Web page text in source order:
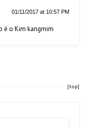
01/11/2017 at 10:57 PM
é o Kim kangmim
[top]